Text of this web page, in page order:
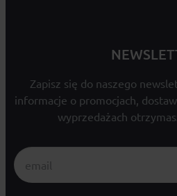
Zapisz się do naszego
informacje o promocjach,
wyprzedażach